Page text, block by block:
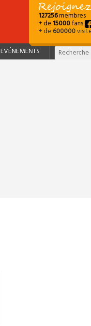
127256membres
+ de15000fans
+ de600000
EVÉNEMENTS